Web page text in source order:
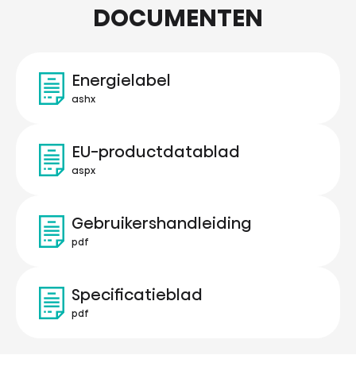
DOCUMENTEN
Energielabel
ashx
EU-productdatablad
aspx
Gebruikershandleiding
pdf
Specificatieblad
pdf